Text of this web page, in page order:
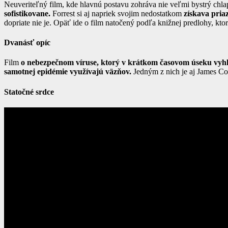
Neuveriteľný film, kde hlavnú postavu zohráva nie veľmi bystrý
sofistikovane. Forrest si aj napriek svojim nedostatkom získava
dopriate nie je. Opäť ide o film natočený podľa knižnej predlohy,
Dvanásť opíc
Film o nebezpečnom víruse, ktorý v krátkom časovom úseku
samotnej epidémie využívajú väzňov. Jedným z nich je aj James
Statočné srdce